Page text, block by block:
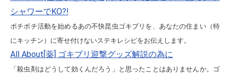
シャワーでKO?!
ボチボチ活動を始めるあの不快昆虫ゴキブリを、あなたの住まい（特
にキッチン）に寄せ付けないステキレシピをお伝えします。
All About[薬] ゴキブリ迎撃グッズ解説の為に
「殺虫剤はどうして効くんだろう」と思ったことはありませんか。ゴ